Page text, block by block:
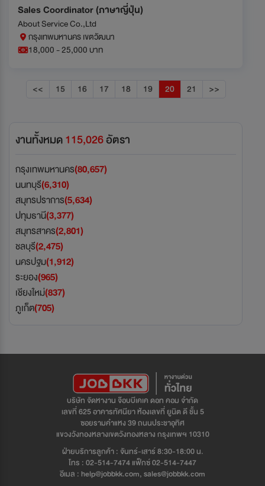
Sales Coordinator (ภาษาญี่ปุ่น)
About Service Co.,Ltd
กรุงเทพมหานคร เขตวัฒนา
18,000 - 25,000 บาท
<< 15 16 17 18 19 20 21 >>
งานทั้งหมด115,026อัตรา
กรุงเทพมหานคร(80,657)
นนทบุรี(6,310)
สมุทรปราการ(5,634)
ปทุมธานี(3,377)
สมุทรสาคร(2,801)
ชลบุรี(2,475)
นครปฐม(1,912)
ระยอง(965)
เชียงใหม่(837)
ภูเก็ต(705)
บริษัท จัดหางาน จ๊อบบีเคเค ดอท คอม จำกัด
เลขที่ 625 อาคารทัศนียา ห้องเลขที่ ยูนิต ดี ชั้น 5
ซอยรามคำแหง 39 ถนนประชาอุทิศ
แขวงวังทองหลางเขตวังทองหลาง กรุงเทพฯ 10310
ฝ่ายบริการลูกค้า : จันทร์-เสาร์ 8:30-18:00 น.
โทร : 02-514-7474 แฟ็กซ์ 02-514-7447
อีเมล : help@jobbkk.com, sales@jobbkk.com